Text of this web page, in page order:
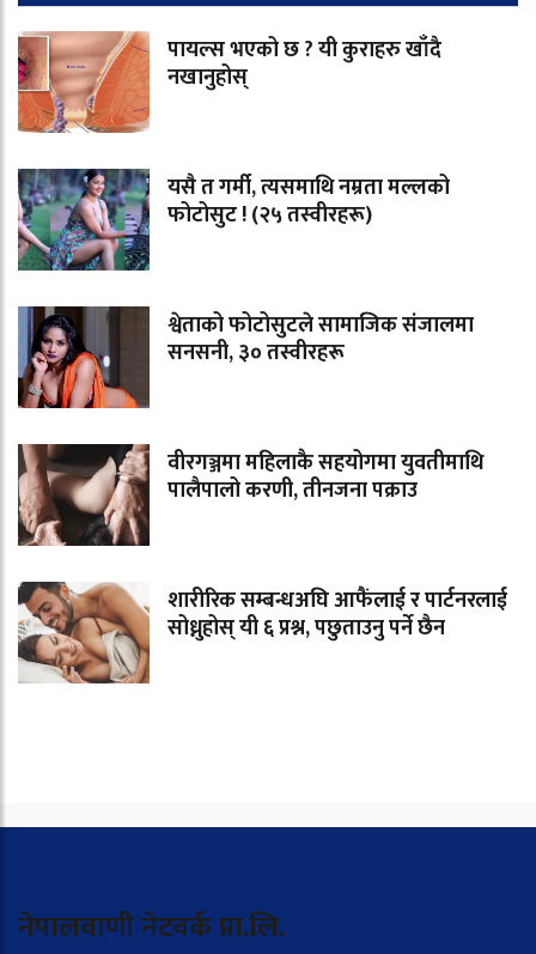
पायल्स भएको छ ? यी कुराहरु खाँदै
नखानुहोस्
यसै त गर्मी, त्यसमाथि नम्रता मल्लको
फोटोसुट ! (२५ तस्वीरहरू)
श्वेताको फोटोसुटले सामाजिक संजालमा
सनसनी, ३० तस्वीरहरू
वीरगञ्जमा महिलाकै सहयोगमा युवतीमाथि
पालैपालो करणी, तीनजना पक्राउ
शारीरिक सम्बन्धअघि आफैंलाई र पार्टनरलाई
सोध्नुहोस् यी ६ प्रश्न, पछुताउनु पर्ने छैन
नेपालवाणी नेटवर्क प्रा.लि.